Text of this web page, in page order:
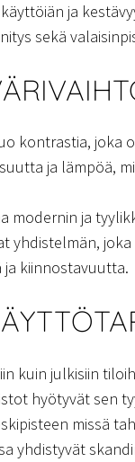
ja
sekä
kontrastia, joka
ja lämpöä,
modernin ja
yhdistelmän,
ja kiinnostavuutta.
kuin julkisiin
hyötyvät sen
missä
yhdistyvät